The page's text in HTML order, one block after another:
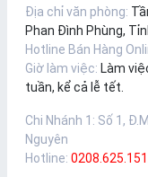
Địa chỉ văn phòng:
Phan Đình Phùng,
Hotline Bán Hàng
Giờ làm việc: Làm
tuần, kể cả lễ tết.
Chi Nhánh 1 : Số 1,
Nguyên
Hotline: